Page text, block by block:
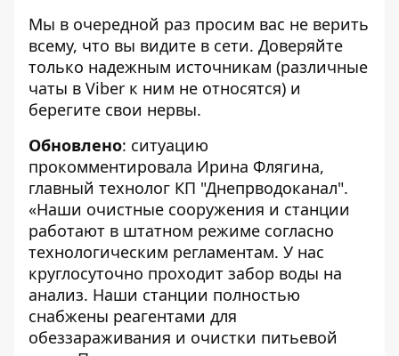
Мы в очередной раз просим вас не верить
всему, что вы видите в сети. Доверяйте
только надежным источникам (различные
чаты в Viber к ним не относятся) и
берегите свои нервы.
Обновлено: ситуацию
прокомментировала Ирина Флягина,
главный технолог КП "Днепрводоканал".
«Наши очистные сооружения и станции
работают в штатном режиме согласно
технологическим регламентам. У нас
круглосуточно проходит забор воды на
анализ. Наши станции полностью
снабжены реагентами для
обеззараживания и очистки питьевой